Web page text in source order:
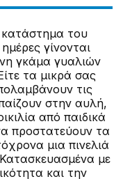
του
γίνονται
γκάμα γυαλιών
τα μικρά σας
τις
στην αυλή,
από παιδικά
προστατεύουν τα
μια πινελιά
με
και την